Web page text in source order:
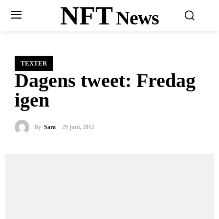
NFTNews
TEXTER
Dagens tweet: Fredag
igen
By Sara 29 juni, 2012